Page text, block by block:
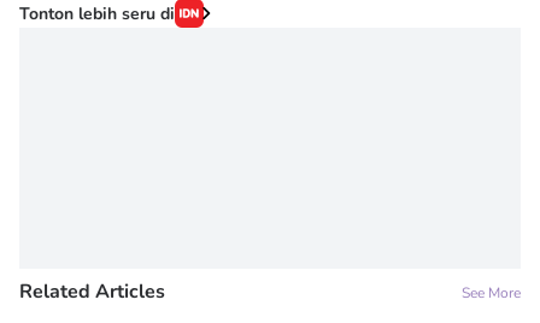
Tonton lebih seru di
Related Articles See More